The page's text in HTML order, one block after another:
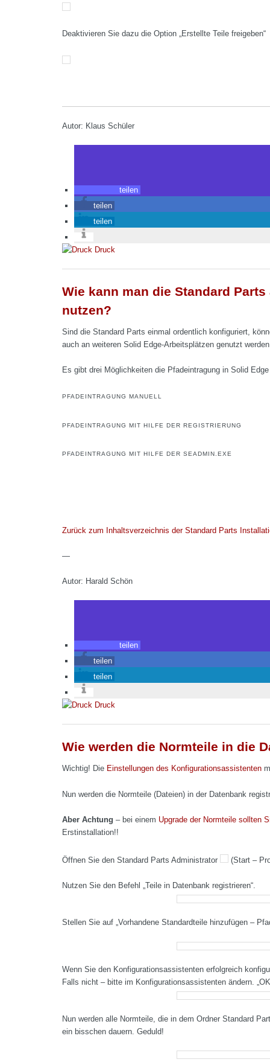
Deaktivieren Sie dazu die Option „Erstellte Teile freigeben“
Autor: Klaus Schüler
teilen
teilen
teilen
Druck
Wie kann man die Standard
nutzen?
Sind die Standard Parts einmal ordentlich konfiguriert,
auch an weiteren Solid Edge-Arbeitsplätzen genutzt
Es gibt drei Möglichkeiten die Pfadeintragung in Solid
PFADEINTRAGUNG MANUELL
PFADEINTRAGUNG MIT HILFE DER REGISTRIERUNG
PFADEINTRAGUNG MIT HILFE DER SEADMIN.EXE
Zurück zum Inhaltsverzeichnis der Standard Parts
—
Autor: Harald Schön
teilen
teilen
teilen
Druck
Wie werden die Normteile in die
Wichtig! Die Einstellungen des Konfigurationsassistenten
Nun werden die Normteile (Dateien) in der Datenbank
Aber Achtung – bei einem Upgrade der Normteile sollten
Erstinstallation!!
Öffnen Sie den Standard Parts Administrator (Start –
Nutzen Sie den Befehl „Teile in Datenbank registrieren“.
Stellen Sie auf „Vorhandene Standardteile hinzufügen –
Wenn Sie den Konfigurationsassistenten erfolgreich
Falls nicht – bitte im Konfigurationsassistenten ändern.
Nun werden alle Normteile, die in dem Ordner Standard
ein bisschen dauern. Geduld!